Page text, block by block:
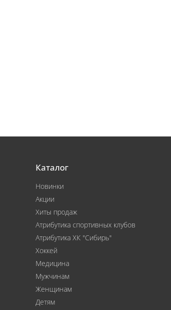
Каталог
Новинки
Акции
Хиты продаж
Атрибутика спортивных клубов
Атрибутика ХК "Сибирь"
Хоккей
Медицина
Мужчинам
Женщинам
Детям